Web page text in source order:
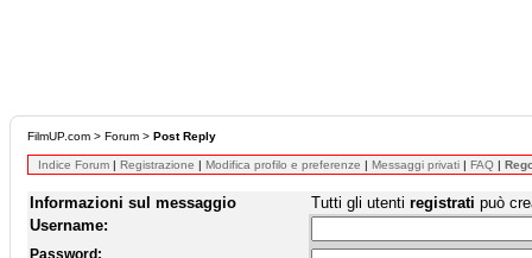
FilmUP.com > Forum > Post Reply
Indice Forum | Registrazione | Modifica profilo e preferenze | Messaggi privati | FAQ |
Informazioni sul messaggio Tutti gli utenti registrati può
Username:
Password: